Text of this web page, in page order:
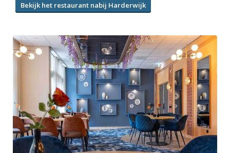
Bekijk het restaurant nabij Harderwijk